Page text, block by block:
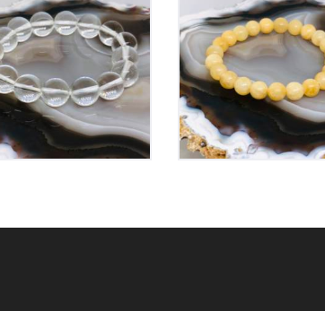
Bracelet Cristal de
Roche
30 €
Bracelet Calcite
Orange Elastique
15€